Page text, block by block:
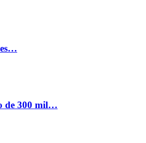
de 300 mil…